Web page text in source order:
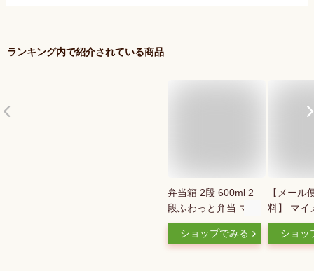
ランキング内で紹介されている商品
弁当箱 2段 600ml 2
段ふわっと弁当 マイ
メロ 水彩コスメ （
マイメロディ ランチ
ショップでみる
【メール
料】 マイ
(水彩コス
温 がま
ショッ